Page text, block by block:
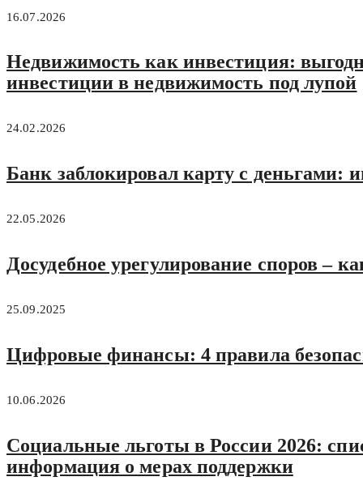
16.07.2026
Недвижимость как инвестиция:
инвестиции в недвижимость под лупой
24.02.2026
Банк заблокировал карту с деньгами:
22.05.2026
Досудебное урегулирование споров –
25.09.2025
Цифровые финансы: 4 правила
10.06.2026
Социальные льготы в России 2026:
информация о мерах поддержки